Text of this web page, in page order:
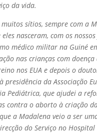
da vida.
sítios, sempre com a
eles nasceram, com os
médico militar na Guiné
nas crianças com doença
nos EUA e depois o
presidência da Associação
Pediátrica, que ajudei a
contra o aborto à criação
a Madalena veio a ser
do Serviço no